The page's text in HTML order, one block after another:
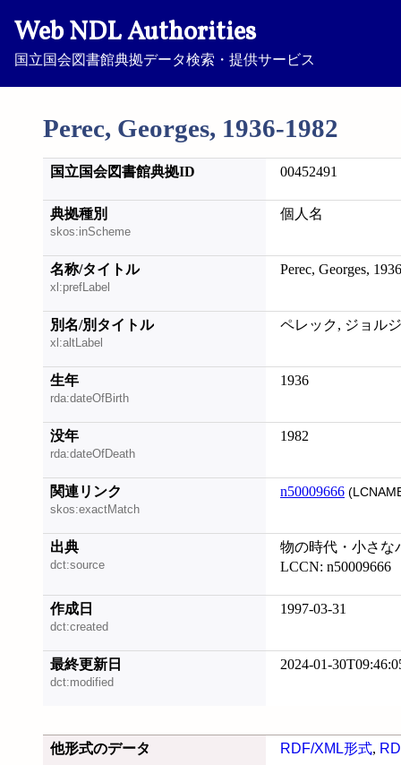
Web NDL Authorities
国立国会図書館典拠データ検索・提供サービス
Perec, Georges, 1936-1982
国立国会図書館典拠ID 00452491
典拠種別
skos:inScheme
個人名
名称/タイトル
xl:prefLabel
Perec, Georges,
別名/別タイトル
xl:altLabel
ペレック, ジョル
生年
rda:dateOfBirth
1936
没年
rda:dateOfDeath
1982
関連リンク
skos:exactMatch
n50009666
出典
dct:source
物の時代・小さな
LCCN: n50009666
作成日
dct:created
1997-03-31
最終更新日
dct:modified
2024-01-
他形式のデータ RDF/XML形式,